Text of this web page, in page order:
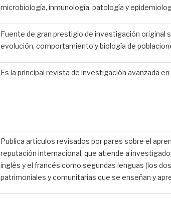
microbiología, inmunología, patología y
Fuente de gran prestigio de investigación original
evolución, comportamiento y biología de
Es la principal revista de investigación avanzada
Publica artículos revisados ​​por pares sobre el
reputación internacional, que atiende a
inglés y el francés como segundas lenguas (los
patrimoniales y comunitarias que se enseñan y